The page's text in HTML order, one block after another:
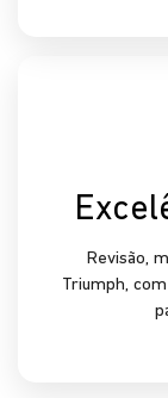
Revisão,
Triumph,